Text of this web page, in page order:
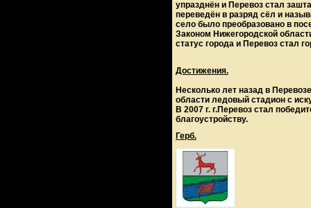
упразднён и Перевоз стал
переведён в разряд сёл и
село было преобразовано в
Законом Нижегородской
статус города и Перевоз стал
Достижения.
Несколько лет назад в
области ледовый стадион с
В 2007 г. г.Перевоз стал
благоустройству.
Герб.